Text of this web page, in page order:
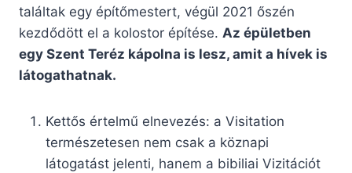
találtak egy építőmestert, végül 2021 őszén
kezdődött el a kolostor építése. Az épületben
egy Szent Teréz kápolna is lesz, amit a hívek is
látogathatnak.
Kettős értelmű elnevezés: a Visitation
természetesen nem csak a köznapi
látogatást jelenti, hanem a bibiliai Vizitációt